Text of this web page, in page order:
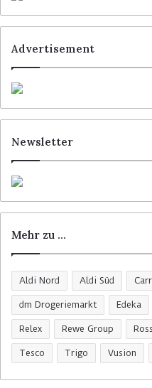
Advertisement
Newsletter
Mehr zu …
Aldi Nord Aldi Süd
dm Drogeriemarkt Edeka
Relex Rewe Group
Tesco Trigo Vusion